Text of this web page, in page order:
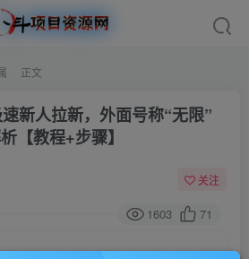
正文
速新人拉新，外面号称“无限”
【教程+步骤】
关注
1603 71